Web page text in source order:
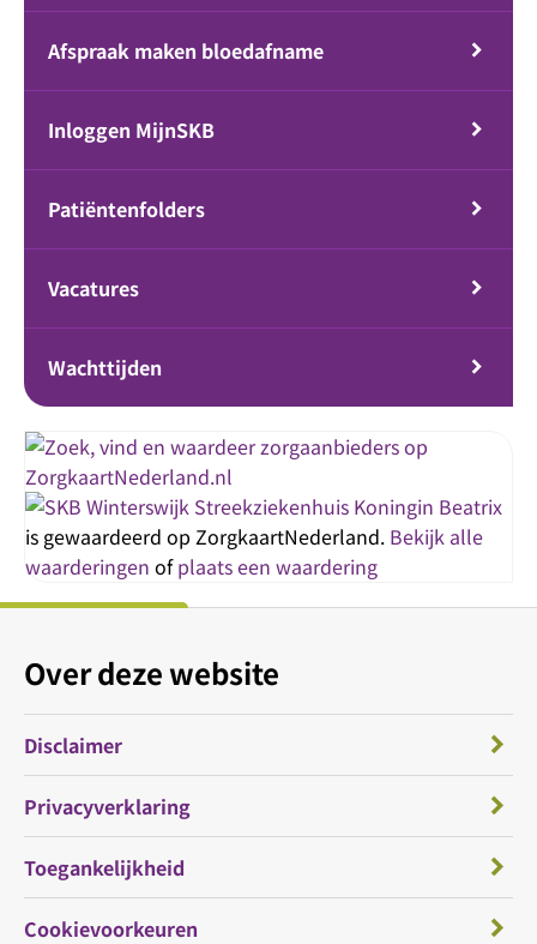
Afspraak maken bloedafname
Inloggen MijnSKB
Patiëntenfolders
Vacatures
Wachttijden
Streekziekenhuis Koningin Beatrix
is gewaardeerd op ZorgkaartNederland. Bekijk alle
waarderingen ofplaats een waardering
Over deze website
Disclaimer
Privacyverklaring
Toegankelijkheid
Cookievoorkeuren